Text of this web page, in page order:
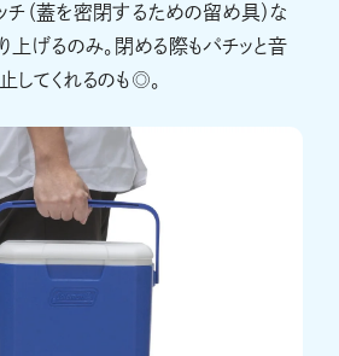
チ（蓋を密閉するための留め具）な
上げるのみ。閉める際もパチッと音
してくれるのも◎。